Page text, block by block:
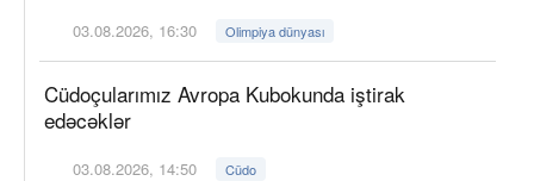
03.08.2026, 16:30 Olimpiya dünyası
Cüdoçularımız Avropa Kubokunda iştirak
edəcəklər
03.08.2026, 14:50 Cüdo